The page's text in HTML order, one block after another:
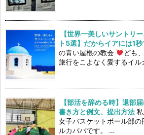
【世界一美しいサントリ
ト5選】だからイアには1
の青い屋根の教会
ども
旅行をこよなく愛するイル
【部活を辞める時】退部
書き方と例文、提出方法
女子バスケットボール部の
ルカパパです。 ...